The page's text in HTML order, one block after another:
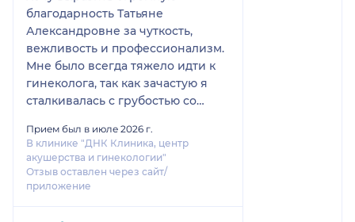
благодарность Татьяне
Александровне за чуткость,
вежливость и профессионализм.
Мне было всегда тяжело идти к
гинеколога, так как зачастую я
сталкивалась с грубостью со
специальности. Но Татьяна
Александровна сразу
расположила к себе, всё
подробно объяснила, аккуратно
Прием был в июле 2026 г.
В клинике "ДНК Клиника, центр
акушерства и гинекологии"
Отзыв оставлен через сайт/
приложение